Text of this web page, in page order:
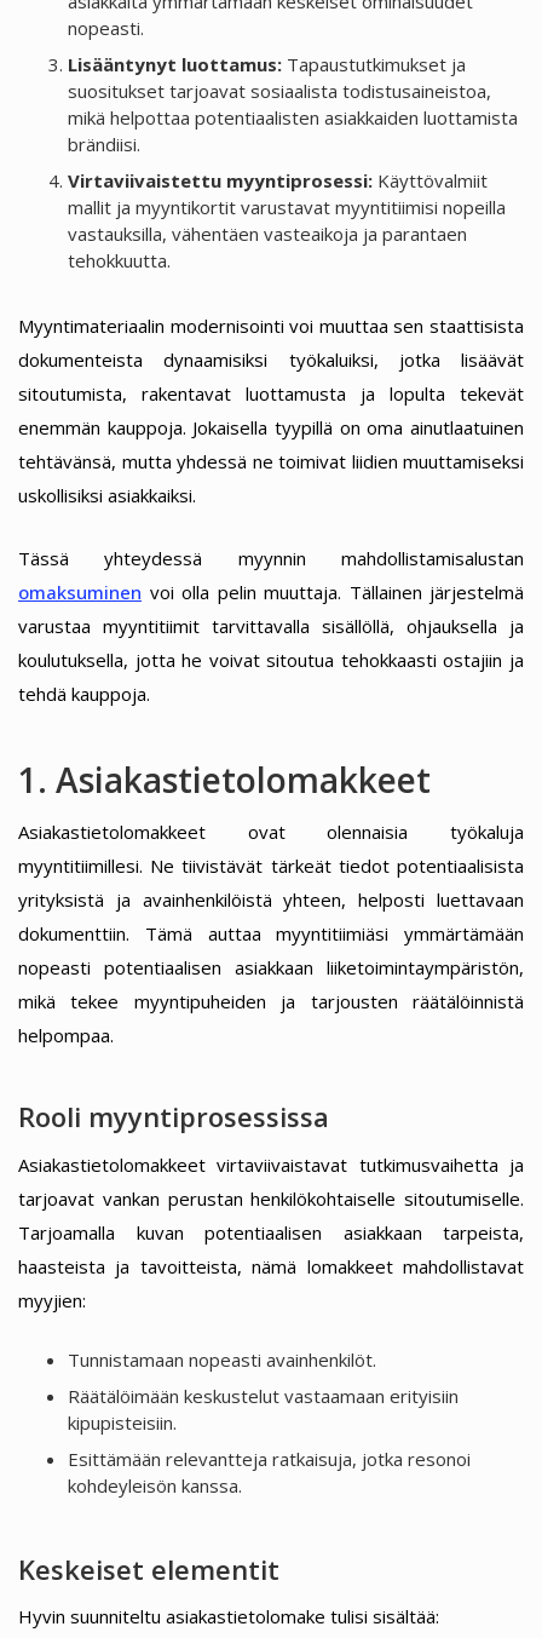
nopeasti.
Lisääntynyt luottamus:Tapaustutkimukset ja
suositukset tarjoavat sosiaalista todistusaineistoa,
mikä helpottaa potentiaalisten asiakkaiden luottamista
brändiisi.
Virtaviivaistettu myyntiprosessi:Käyttövalmiit
mallit ja myyntikortit varustavat myyntitiimisi nopeilla
vastauksilla, vähentäen vasteaikoja ja parantaen
tehokkuutta.
Myyntimateriaalin modernisointi voi muuttaa sen staattisista
dokumenteista dynaamisiksi työkaluiksi, jotka lisäävät
sitoutumista, rakentavat luottamusta ja lopulta tekevät
enemmän kauppoja. Jokaisella tyypillä on oma ainutlaatuinen
tehtävänsä, mutta yhdessä ne toimivat liidien muuttamiseksi
uskollisiksi asiakkaiksi.
Tässä yhteydessä myynnin mahdollistamisalustan
omaksuminen voi olla pelin muuttaja. Tällainen järjestelmä
varustaa myyntitiimit tarvittavalla sisällöllä, ohjauksella ja
koulutuksella, jotta he voivat sitoutua tehokkaasti ostajiin ja
tehdä kauppoja.
1. Asiakastietolomakkeet
Asiakastietolomakkeet ovat olennaisia työkaluja
myyntitiimillesi. Ne tiivistävät tärkeät tiedot potentiaalisista
yrityksistä ja avainhenkilöistä yhteen, helposti luettavaan
dokumenttiin. Tämä auttaa myyntitiimiäsi ymmärtämään
nopeasti potentiaalisen asiakkaan liiketoimintaympäristön,
mikä tekee myyntipuheiden ja tarjousten räätälöinnistä
helpompaa.
Rooli myyntiprosessissa
Asiakastietolomakkeet virtaviivaistavat tutkimusvaihetta ja
tarjoavat vankan perustan henkilökohtaiselle sitoutumiselle.
Tarjoamalla kuvan potentiaalisen asiakkaan tarpeista,
haasteista ja tavoitteista, nämä lomakkeet mahdollistavat
myyjien:
Tunnistamaan nopeasti avainhenkilöt.
Räätälöimään keskustelut vastaamaan erityisiin
kipupisteisiin.
Esittämään relevantteja ratkaisuja, jotka resonoi
kohdeyleisön kanssa.
Keskeiset elementit
Hyvin suunniteltu asiakastietolomake tulisi sisältää: